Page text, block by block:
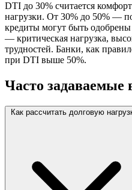
DTI до 30% считается
нагрузки. От 30% до 50% —
кредиты могут быть
— критическая нагрузка,
трудностей. Банки, как
при DTI выше 50%.
Часто задаваемые
Как рассчитать долговую